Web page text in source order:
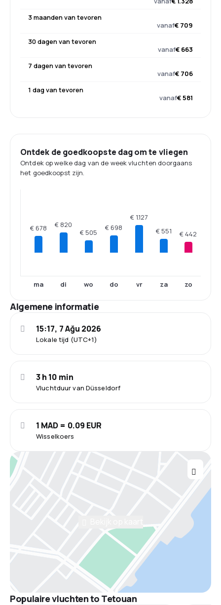
3 maanden van tevoren
vanaf€ 709
30 dagen van tevoren
vanaf€ 663
7 dagen van tevoren
vanaf€ 706
1 dag van tevoren
vanaf€ 581
Ontdek de goedkoopste dag om te vliegen
Ontdek op welke dag van de week vluchten doorgaans
het goedkoopst zijn.
€ 678
ma
€ 820
di
€ 505
wo
€ 698
do
€ 1.127
vr
€ 551
za
€ 442
zo
Algemene informatie
Lokale tijd (UTC+1)
15:17, 7 Ağu 2026
Vluchtduur van Düsseldorf
3 h 10 min
Wisselkoers
1 MAD = 0.09 EUR
Populaire vluchten to Tetouan